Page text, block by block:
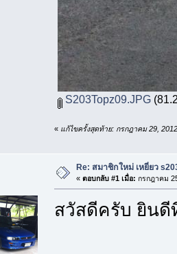
S203Topz09.JPG
« แก้ไขครั้งสุดท้าย: กรกฎาคม 29,
Re: สมาชิกใหม่ เหยี่ยว
« ตอบกลับ #1 เมื่อ: กรกฎาคม
สวัสดีครับ ยินดี